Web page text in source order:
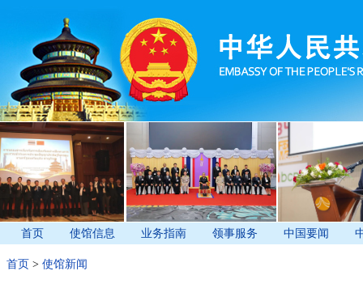
首页 使馆信息 业务指南 领事服务 中国要闻
首页 > 使馆新闻